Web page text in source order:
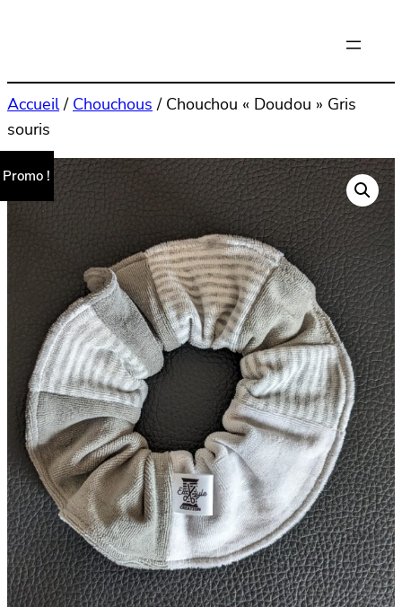
Accueil/ Chouchous / Chouchou « Doudou » Gris
souris
Promo !